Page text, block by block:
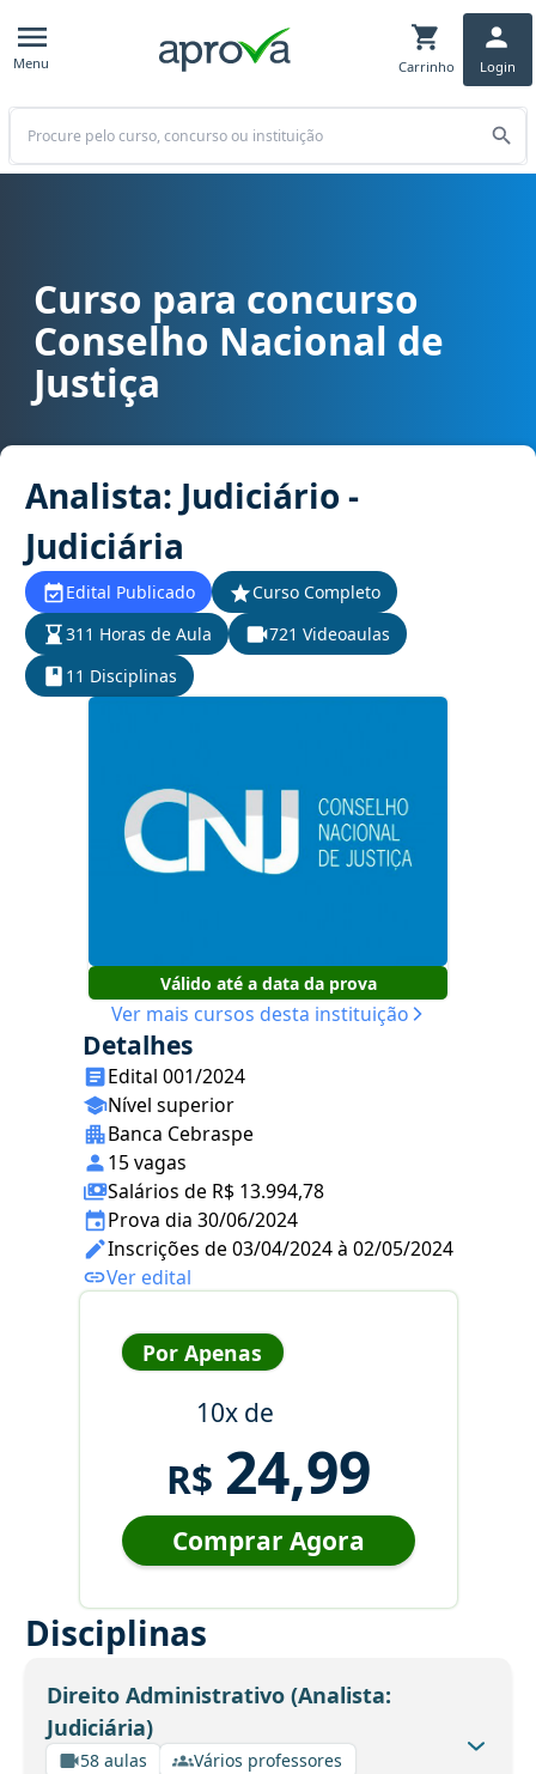
Menu Carrinho Login
Buscar
Curso para concurso CNJ - Conselho Nacional de Justiça cargo
Curso para concurso
Conselho Nacional de
Justiça
Analista: Judiciário -
Judiciária
Edital Publicado
Curso Completo
311 Horas de Aula
721 Videoaulas
11 Disciplinas
Válido até a data da prova
Ver mais cursos desta instituição
Detalhes
Edital 001/2024
Nível superior
Banca Cebraspe
15 vagas
Salários de R$ 13.994,78
Prova dia 30/06/2024
Inscrições de 03/04/2024 à 02/05/2024
Ver edital
Por Apenas
10x de
R$ 24,99
Comprar Agora
Disciplinas
Direito Administrativo (Analista:
Judiciária)
58 aulas
Vários professores